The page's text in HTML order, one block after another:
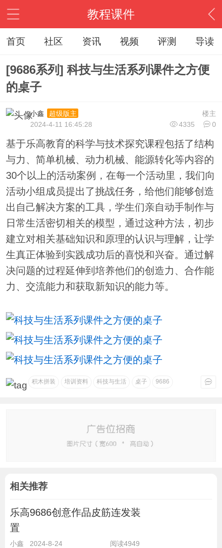
教程课件
首页 社区 资讯 视频 评测 导读
[9686系列] 科技与生活系列课件之方便
的桌子
楼主
小鑫
超级版主
4335
0
2024-4-11 16:45:28
基于乐高教育的科学与技术探究课程包括了结构
与力、简单机械、动力机械、能源转化等内容的
30个以上的活动案例，在每一个活动里，我们向
活动小组成员提出了挑战任务，给他们能够创造
出自己解决方案的工具，学生们亲自动手制作与
日常生活密切相关的模型，通过这种方法，初步
建立对相关基础知识和原理的认识与理解，让学
生真正体验到实践成功后的喜悦和兴奋。通过解
决问题的过程延伸到培养他们的创造力、合作能
力、交流能力和获取新知识的能力等。
积木拼装 培训资料 科技与生活 桌子 9686
相关推荐
乐高9686创意作品皮筋连发装
置
小鑫 2024-8-24 阅读4949